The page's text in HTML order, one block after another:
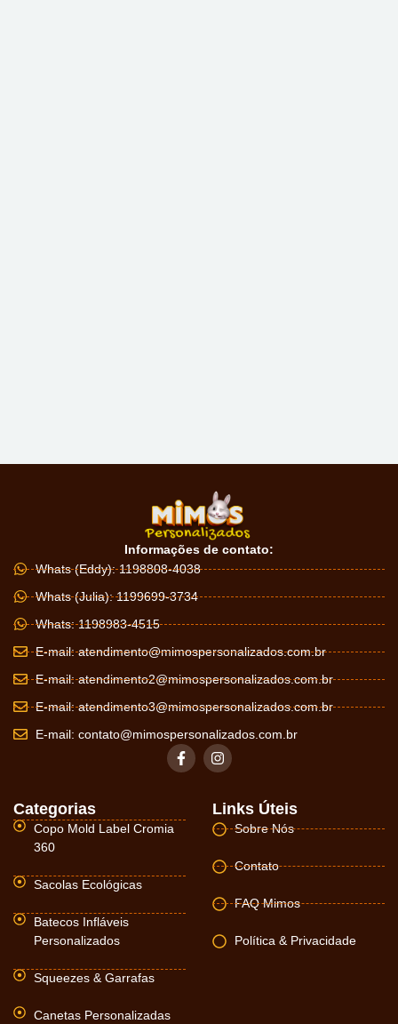
Informações de contato:
Whats (Eddy): 1198808-4038
Whats (Julia): 1199699-3734
Whats: 1198983-4515
E-mail:atendimento@mimospersonalizados.com.br
E-mail:atendimento2@mimospersonalizados.com.br
E-mail:atendimento3@mimospersonalizados.com.br
E-mail: contato@mimospersonalizados.com.br
Categorias
Copo Mold Label Cromia
360
Sacolas Ecológicas
Batecos Infláveis
Personalizados
Squeezes & Garrafas
Canetas Personalizadas
Links Úteis
Sobre Nós
Contato
FAQ Mimos
Política & Privacidade